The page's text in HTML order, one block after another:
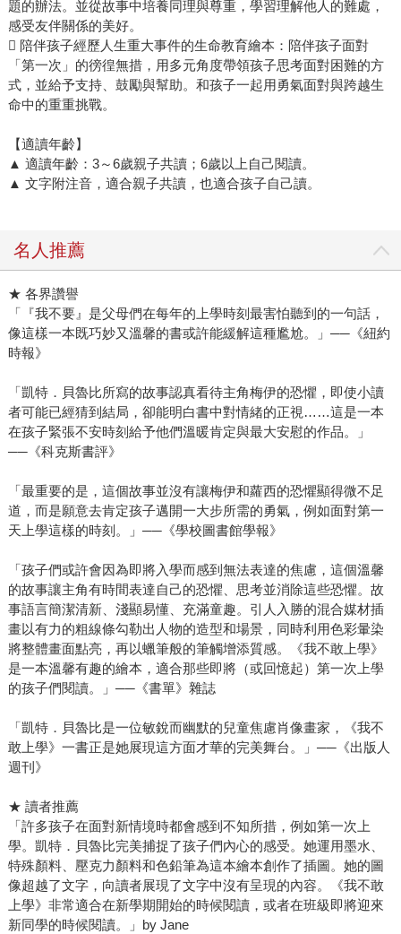
題的辦法。並從故事中培養同理與尊重，學習理解他人的難處，
感受友伴關係的美好。
 陪伴孩子經歷人生重大事件的生命教育繪本：陪伴孩子面對
「第一次」的徬徨無措，用多元角度帶領孩子思考面對困難的方
式，並給予支持、鼓勵與幫助。和孩子一起用勇氣面對與跨越生
命中的重重挑戰。
【適讀年齡】
▲ 適讀年齡：3～6歲親子共讀；6歲以上自己閱讀。
▲ 文字附注音，適合親子共讀，也適合孩子自己讀。
名人推薦
★ 各界讚譽
「『我不要』是父母們在每年的上學時刻最害怕聽到的一句話，
像這樣一本既巧妙又溫馨的書或許能緩解這種尷尬。」──《紐約
時報》
「凱特．貝魯比所寫的故事認真看待主角梅伊的恐懼，即使小讀
者可能已經猜到結局，卻能明白書中對情緒的正視……這是一本
在孩子緊張不安時刻給予他們溫暖肯定與最大安慰的作品。」
──《科克斯書評》
「最重要的是，這個故事並沒有讓梅伊和蘿西的恐懼顯得微不足
道，而是願意去肯定孩子邁開一大步所需的勇氣，例如面對第一
天上學這樣的時刻。」──《學校圖書館學報》
「孩子們或許會因為即將入學而感到無法表達的焦慮，這個溫馨
的故事讓主角有時間表達自己的恐懼、思考並消除這些恐懼。故
事語言簡潔清新、淺顯易懂、充滿童趣。引人入勝的混合媒材插
畫以有力的粗線條勾勒出人物的造型和場景，同時利用色彩暈染
將整體畫面點亮，再以蠟筆般的筆觸增添質感。《我不敢上學》
是一本溫馨有趣的繪本，適合那些即將（或回憶起）第一次上學
的孩子們閱讀。」──《書單》雜誌
「凱特．貝魯比是一位敏銳而幽默的兒童焦慮肖像畫家，《我不
敢上學》一書正是她展現這方面才華的完美舞台。」──《出版人
週刊》
★ 讀者推薦
「許多孩子在面對新情境時都會感到不知所措，例如第一次上
學。凱特．貝魯比完美捕捉了孩子們內心的感受。她運用墨水、
特殊顏料、壓克力顏料和色鉛筆為這本繪本創作了插圖。她的圖
像超越了文字，向讀者展現了文字中沒有呈現的內容。《我不敢
上學》非常適合在新學期開始的時候閱讀，或者在班級即將迎來
新同學的時候閱讀。」by Jane